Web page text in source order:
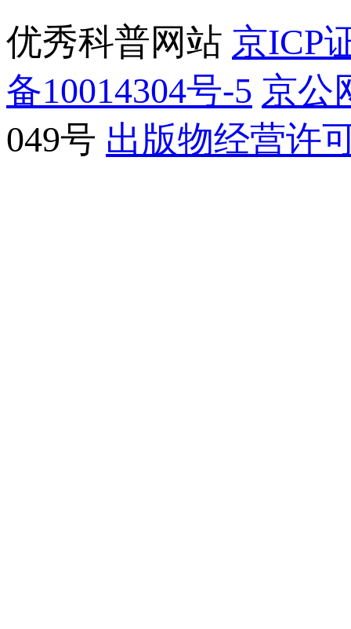
优秀科普网站 京ICP
备10014304号-5 京公
049号 出版物经营许